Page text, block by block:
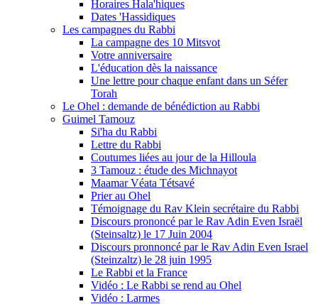
Horaires Hala'hiques
Dates 'Hassidiques
Les campagnes du Rabbi
La campagne des 10 Mitsvot
Votre anniversaire
L'éducation dès la naissance
Une lettre pour chaque enfant dans un Séfer
Torah
Le Ohel : demande de bénédiction au Rabbi
Guimel Tamouz
Si'ha du Rabbi
Lettre du Rabbi
Coutumes liées au jour de la Hilloula
3 Tamouz : étude des Michnayot
Maamar Véata Tétsavé
Prier au Ohel
Témoignage du Rav Klein secrétaire du Rabbi
Discours prononcé par le Rav Adin Even Israël
(Steinsaltz) le 17 Juin 2004
Discours pronnoncé par le Rav Adin Even Israel
(Steinzaltz) le 28 juin 1995
Le Rabbi et la France
Vidéo : Le Rabbi se rend au Ohel
Vidéo : Larmes